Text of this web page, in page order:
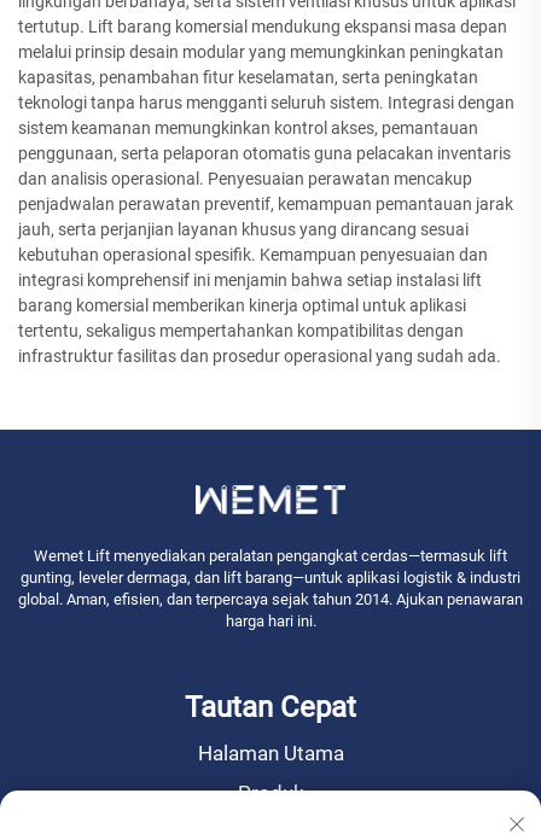
tertutup. Lift barang komersial mendukung ekspansi masa depan
melalui prinsip desain modular yang memungkinkan peningkatan
kapasitas, penambahan fitur keselamatan, serta peningkatan
teknologi tanpa harus mengganti seluruh sistem. Integrasi dengan
sistem keamanan memungkinkan kontrol akses, pemantauan
penggunaan, serta pelaporan otomatis guna pelacakan inventaris
dan analisis operasional. Penyesuaian perawatan mencakup
penjadwalan perawatan preventif, kemampuan pemantauan jarak
jauh, serta perjanjian layanan khusus yang dirancang sesuai
kebutuhan operasional spesifik. Kemampuan penyesuaian dan
integrasi komprehensif ini menjamin bahwa setiap instalasi lift
barang komersial memberikan kinerja optimal untuk aplikasi
tertentu, sekaligus mempertahankan kompatibilitas dengan
infrastruktur fasilitas dan prosedur operasional yang sudah ada.
Wemet Lift menyediakan peralatan pengangkat cerdas—termasuk lift
gunting, leveler dermaga, dan lift barang—untuk aplikasi logistik & industri
global. Aman, efisien, dan terpercaya sejak tahun 2014. Ajukan penawaran
harga hari ini.
Tautan Cepat
Halaman Utama
Produk